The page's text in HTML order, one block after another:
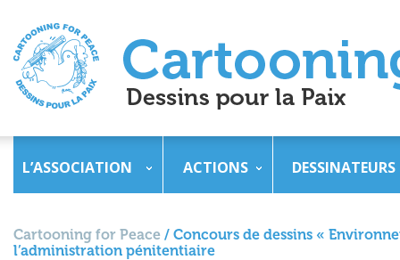
L’ASSOCIATION ACTIONS DESSINATEURS
Cartooning for Peace / Concours de dessins «
l’administration pénitentiaire